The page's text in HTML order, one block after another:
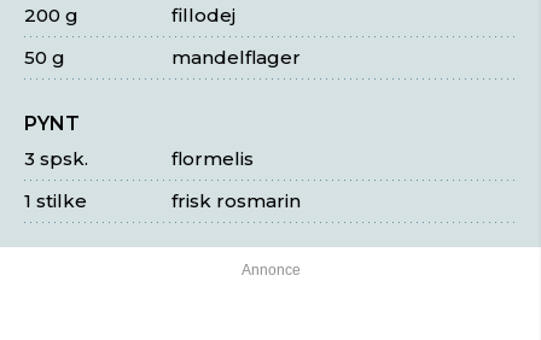
fillodej
200 g
mandelflager
50 g
PYNT
flormelis
3 spsk.
frisk rosmarin
1 stilke